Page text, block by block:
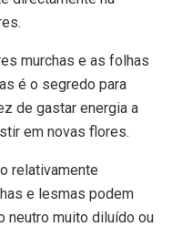
murchas e as folhas
é o segredo para
de gastar energia a
em novas flores.
relativamente
e lesmas podem
neutro muito diluído ou